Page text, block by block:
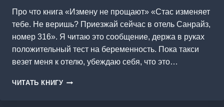
Про что книга «Измену не прощают» «Стас изменяет
тебе. Не веришь? Приезжай сейчас в отель Санрайз,
номер 316». Я читаю это сообщение, держа в руках
положительный тест на беременность. Пока такси
везет меня к отелю, убеждаю себя, что это…
ЧИТАТЬ КНИГУ ИЗМЕНУ